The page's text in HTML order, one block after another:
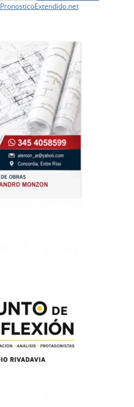
PronosticoExtendido.net